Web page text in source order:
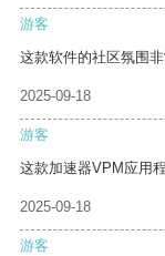
游客
这款软件的社区氛围
2025-09-18
游客
这款加速器VPM应用
2025-09-18
游客